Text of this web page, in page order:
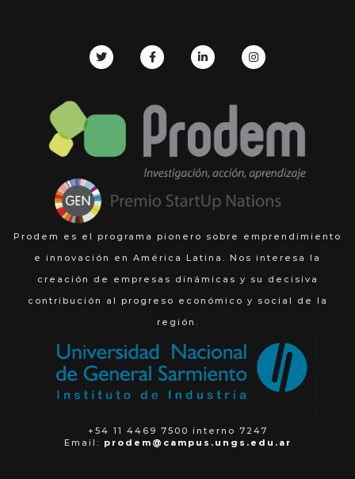
Prodem es el programa pionero sobre emprendimiento
e innovación en América Latina. Nos interesa la
creación de empresas dinámicas y su decisiva
contribución al progreso económico y social de la
región.
+54 11 4469 7500 interno 7247
Email: prodem@campus.ungs.edu.ar